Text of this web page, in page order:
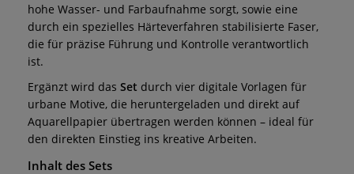
hohe Wasser- und Farbaufnahme sorgt, sowie eine
durch ein spezielles Härteverfahren stabilisierte Faser,
die für präzise Führung und Kontrolle verantwortlich
ist.
Ergänzt wird das Set durch vier digitale Vorlagen für
urbane Motive, die heruntergeladen und direkt auf
Aquarellpapier übertragen werden können – ideal für
den direkten Einstieg ins kreative Arbeiten.
Inhalt des Sets